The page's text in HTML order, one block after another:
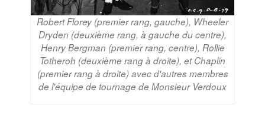
Robert Florey (premier rang, gauche), Wheeler
Dryden (deuxième rang, à gauche du centre),
Henry Bergman (premier rang, centre), Rollie
Totheroh (deuxième rang à droite), et Chaplin
(premier rang à droite) avec d'autres membres
de l'équipe de tournage de Monsieur Verdoux